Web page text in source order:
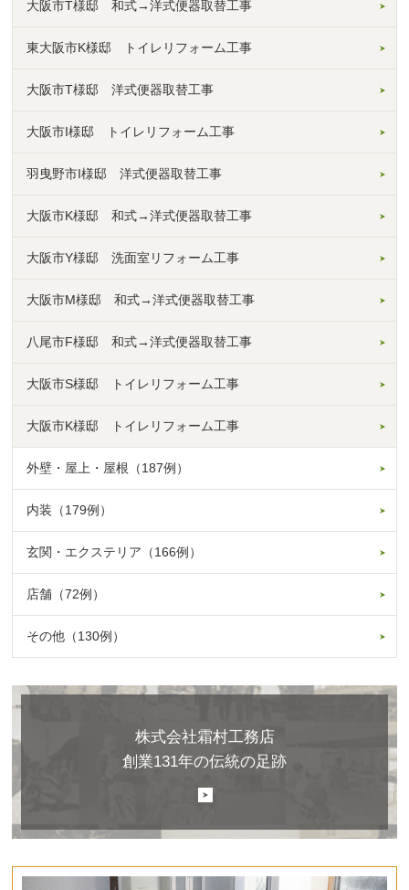
大阪市T様邸 和式→洋式便器取替工事
東大阪市K様邸 トイレリフォーム工事
大阪市T様邸 洋式便器取替工事
大阪市I様邸 トイレリフォーム工事
羽曳野市I様邸 洋式便器取替工事
大阪市K様邸 和式→洋式便器取替工事
大阪市Y様邸 洗面室リフォーム工事
大阪市M様邸 和式→洋式便器取替工事
八尾市F様邸 和式→洋式便器取替工事
大阪市S様邸 トイレリフォーム工事
大阪市K様邸 トイレリフォーム工事
外壁・屋上・屋根（187例）
内装（179例）
玄関・エクステリア（166例）
店舗（72例）
その他（130例）
株式会社霜村工務店
創業131年の伝統の足跡